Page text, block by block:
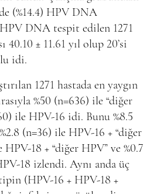
(%14.4) HPV DNA
DNA tespit edilen 1271
40.10 ± 11.61 yıl olup 20’si
idi.
1271 hastada en yaygın
%50 (n=636) ile “diğer
ile HPV-16 idi. Bunu %8.5
(n=36) ile HPV-16 + “diğer
HPV-18 + “diğer HPV” ve %0.7
18 izlendi. Aynı anda üç
(HPV-16 + HPV-18 +